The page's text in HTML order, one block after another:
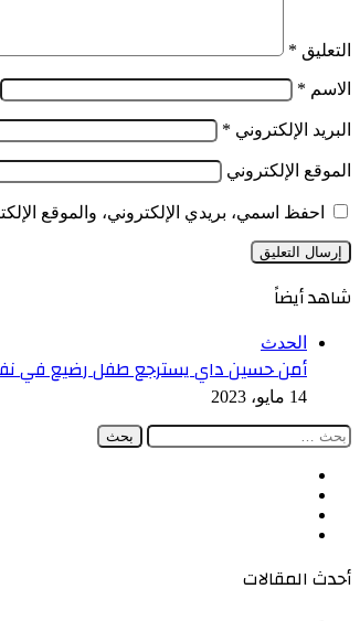
التعليق *
الاسم *
البريد الإلكتروني *
الموقع الإلكتروني
احفظ اسمي، بريدي الإلكتروني، والموقع
شاهد أيضاً
الحدث
أمن حسين داي يسترجع طفل رضيع في
14 مايو، 2023
البحث
أحدث المقالات